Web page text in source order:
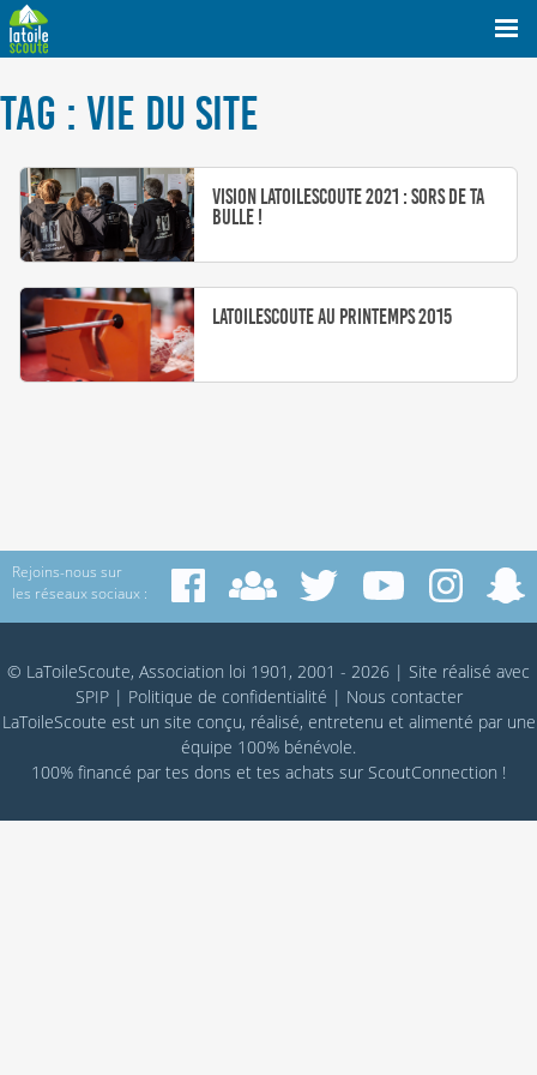
TAG : VIE DU SITE
Vision LaToileScoute 2021 : Sors de ta
bulle !
LaToileScoute au Printemps 2015
Rejoins-nous sur
les réseaux sociaux :
© LaToileScoute, Association loi 1901, 2001 - 2026 | Site réalisé avec
SPIP| Politique de confidentialité | Nous contacter
LaToileScoute est un site conçu, réalisé, entretenu et alimenté par une
équipe 100% bénévole.
100% financé par tes dons et tes achats sur ScoutConnection !